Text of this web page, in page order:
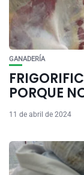
GANADERÍA
PORQUE
11 de abril de 2024